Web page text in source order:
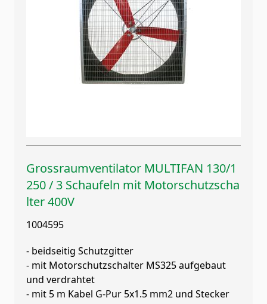
Grossraumventilator MULTIFAN 130/1
250 / 3 Schaufeln mit Motorschutzscha
lter 400V
1004595
- beidseitig Schutzgitter
- mit Motorschutzschalter MS325 aufgebaut
und verdrahtet
- mit 5 m Kabel G-Pur 5x1.5 mm2 und Stecker